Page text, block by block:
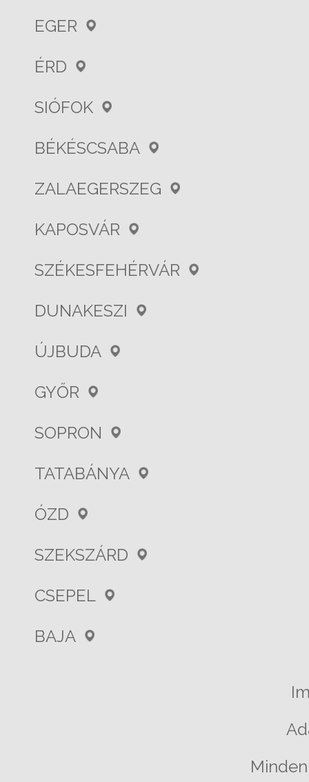
EGER
ÉRD
SIÓFOK
BÉKÉSCSABA
ZALAEGERSZEG
KAPOSVÁR
SZÉKESFEHÉRVÁR
DUNAKESZI
ÚJBUDA
GYŐR
SOPRON
TATABÁNYA
ÓZD
SZEKSZÁRD
CSEPEL
BAJA